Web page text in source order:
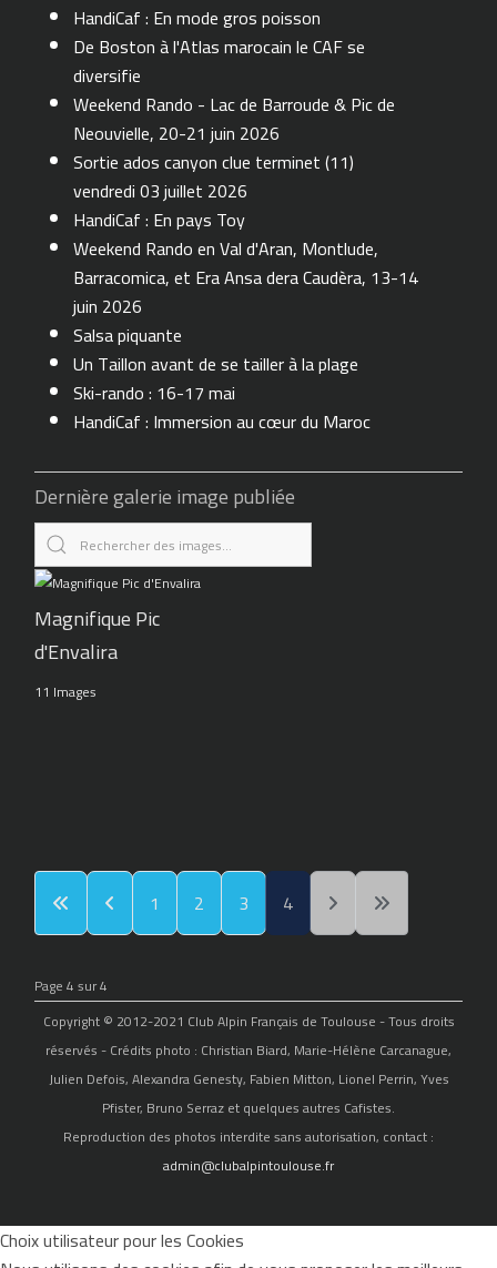
HandiCaf : En mode gros poisson
De Boston à l'Atlas marocain le CAF se
diversifie
Weekend Rando - Lac de Barroude & Pic de
Neouvielle, 20-21 juin 2026
Sortie ados canyon clue terminet (11)
vendredi 03 juillet 2026
HandiCaf : En pays Toy
Weekend Rando en Val d'Aran, Montlude,
Barracomica, et Era Ansa dera Caudèra, 13-14
juin 2026
Salsa piquante
Un Taillon avant de se tailler à la plage
Ski-rando : 16-17 mai
HandiCaf : Immersion au cœur du Maroc
Dernière galerie image publiée
Magnifique Pic
d'Envalira
11 Images
1 2 3 4
Page 4 sur 4
Copyright © 2012-2021 Club Alpin Français de Toulouse - Tous droits
réservés - Crédits photo : Christian Biard, Marie-Hélène Carcanague,
Julien Defois, Alexandra Genesty, Fabien Mitton, Lionel Perrin, Yves
Pfister, Bruno Serraz et quelques autres Cafistes.
Reproduction des photos interdite sans autorisation, contact :
admin@clubalpintoulouse.fr
Choix utilisateur pour les Cookies